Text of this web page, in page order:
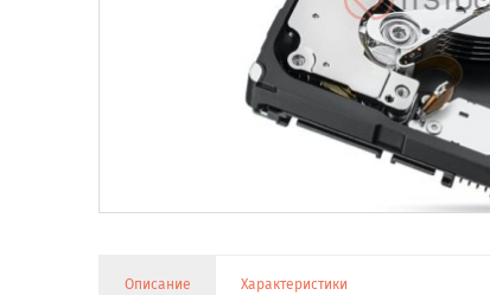
Описание Характеристики